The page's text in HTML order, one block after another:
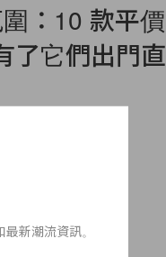
：10 款平價
了它們出門直
新潮流資訊。